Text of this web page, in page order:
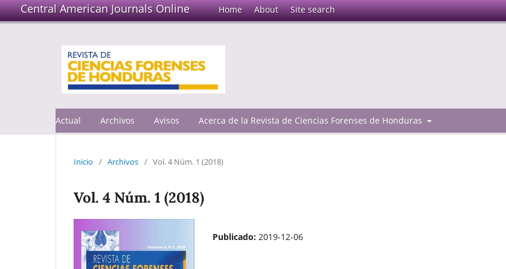
Central American Journals Online Home About Site search
Actual Archivos Avisos Acerca de la Revista de Ciencias Forenses de Honduras
Inicio / Archivos / Vol. 4 Núm. 1 (2018)
Vol. 4 Núm. 1 (2018)
Publicado: 2019-12-06